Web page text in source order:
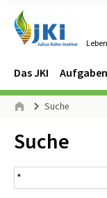
Navigation
Hauptmenü
Das JKI Aufgaben
Seitenpfad
Suche
Inhalt:
Suche
Suchergebnis